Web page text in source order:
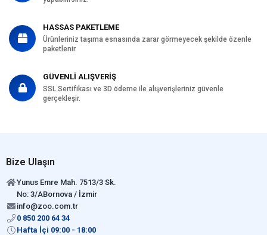
HASSAS PAKETLEME
Ürünleriniz taşıma esnasında zarar görmeyecek şekilde özenle
paketlenir.
GÜVENLİ ALIŞVERİŞ
SSL Sertifikası ve 3D ödeme ile alışverişleriniz güvenle
gerçekleşir.
Bize Ulaşın
Yunus Emre Mah. 7513/3 Sk.
No: 3/ABornova / İzmir
info@zoo.com.tr
0 850 200 64 34
Hafta İçi 09:00 - 18:00